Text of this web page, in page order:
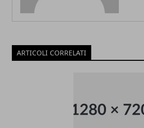
ARTICOLI CORRELATI